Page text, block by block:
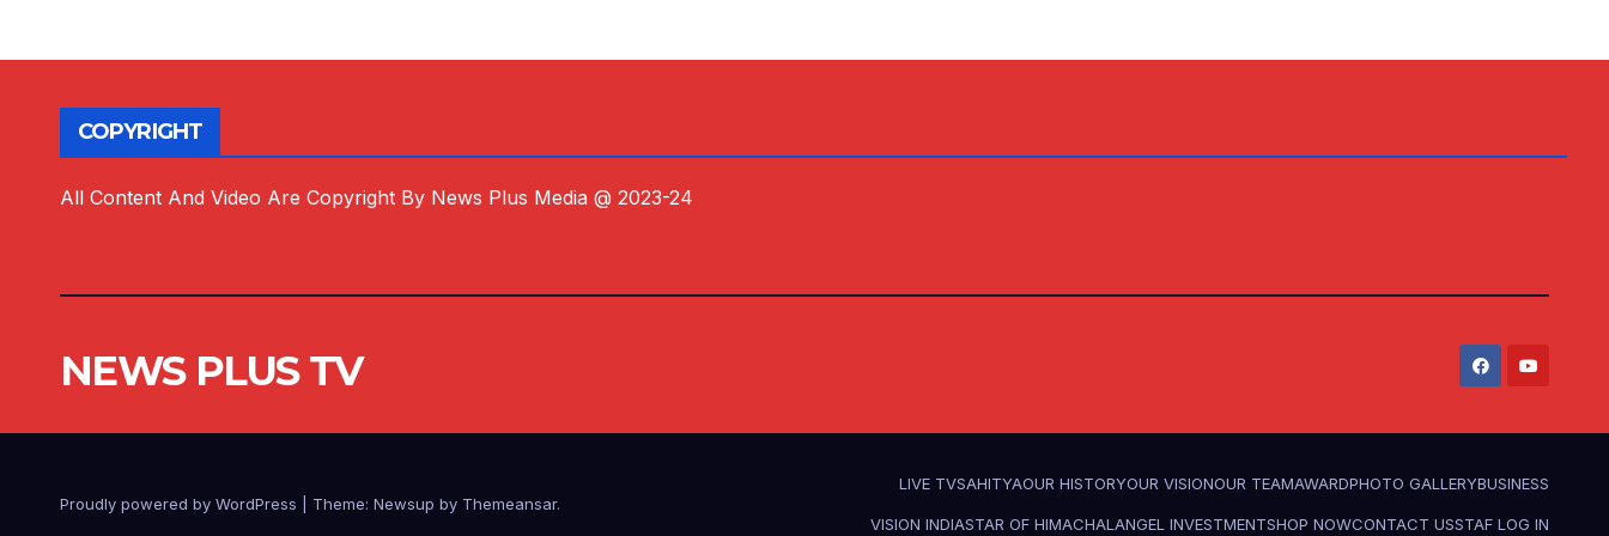
COPYRIGHT
All Content And Video Are Copyright By News Plus Media @ 2023-24
NEWS PLUS TV
Proudly powered by WordPress Theme: Newsup by Themeansar.
LIVE TVSAHITYAOUR HISTORYOUR VISIONOUR TEAMAWARDPHOTO GALLERYBUSINESS
VISION INDIASTAR OF HIMACHALANGEL INVESTMENTSHOP NOWCONTACT USSTAF LOG IN